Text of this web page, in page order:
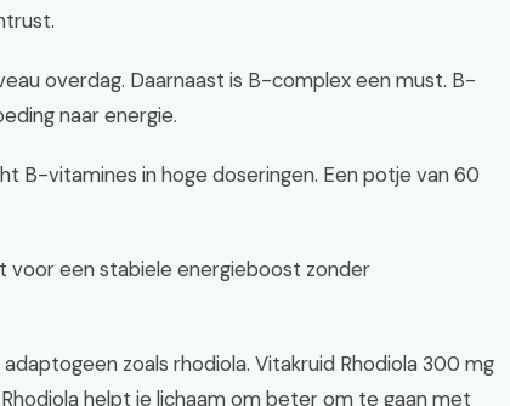
overdag. Daarnaast is B-complex een must. B-
naar energie.
B-vitamines in hoge doseringen. Een potje van 60
voor een stabiele energieboost zonder
zoals rhodiola. Vitakruid Rhodiola 300 mg
helpt je lichaam om beter om te gaan met